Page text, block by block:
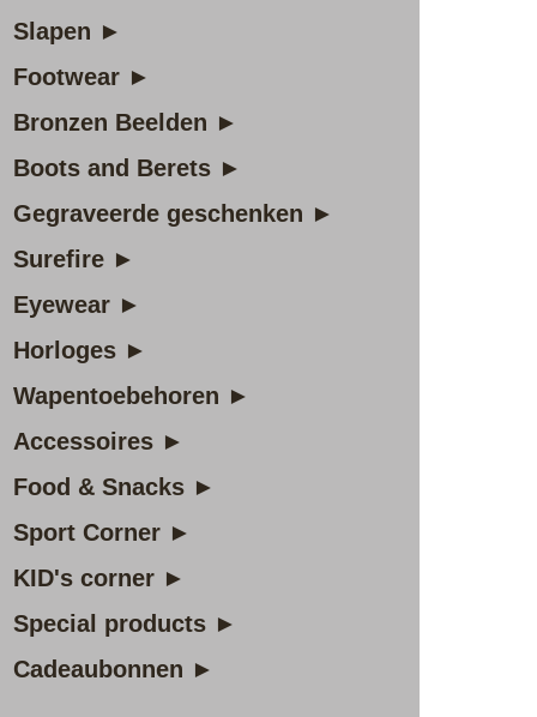
Slapen ►
Footwear ►
Bronzen Beelden ►
Boots and Berets ►
Gegraveerde geschenken ►
Surefire ►
Eyewear ►
Horloges ►
Wapentoebehoren ►
Accessoires ►
Food & Snacks ►
Sport Corner ►
KID's corner ►
Special products ►
Cadeaubonnen ►